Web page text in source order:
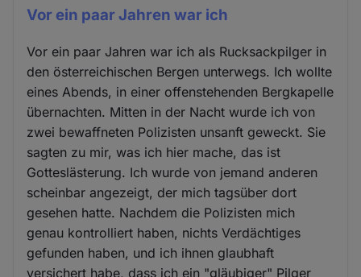
Vor ein paar Jahren war ich
Vor ein paar Jahren war ich als Rucksackpilger in
den österreichischen Bergen unterwegs. Ich wollte
eines Abends, in einer offenstehenden Bergkapelle
übernachten. Mitten in der Nacht wurde ich von
zwei bewaffneten Polizisten unsanft geweckt. Sie
sagten zu mir, was ich hier mache, das ist
Gotteslästerung. Ich wurde von jemand anderen
scheinbar angezeigt, der mich tagsüber dort
gesehen hatte. Nachdem die Polizisten mich
genau kontrolliert haben, nichts Verdächtiges
gefunden haben, und ich ihnen glaubhaft
versichert habe, dass ich ein "gläubiger" Pilger